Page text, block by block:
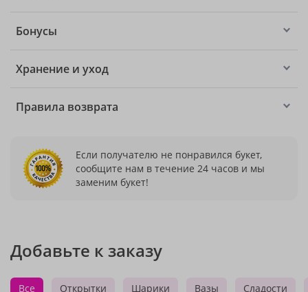
Бонусы
Хранение и уход
Правила возврата
Если получателю не понравился букет,
сообщите нам в течение 24 часов и мы
заменим букет!
Добавьте к заказу
Все Открытки Шарики Вазы Сладости